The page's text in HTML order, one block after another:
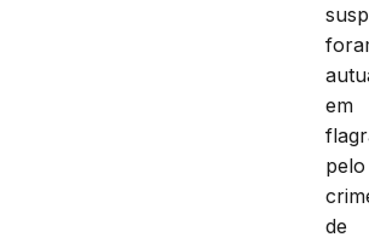
em
pelo
de